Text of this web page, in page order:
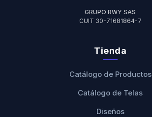
GRUPO RWY SAS
CUIT 30-71681864-7
Tienda
Catálogo de Productos
Catálogo de Telas
Diseños